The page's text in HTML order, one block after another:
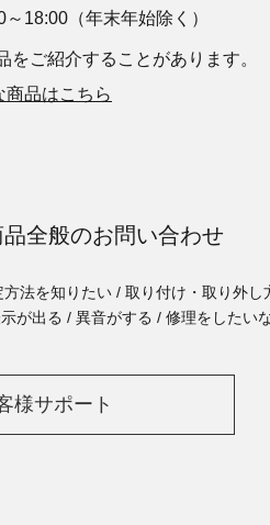
～18:00 （年末年始除く）
をご紹介することがあります。
商品はこちら
全般のお問い合わせ
法を知りたい / 取り付け・取り外し
が出る / 異音がする / 修理をしたい
様サポート